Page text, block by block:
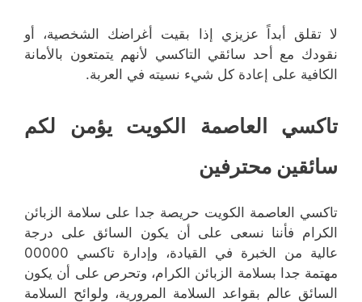
لا تقلق أبداً عزيزي إذا بقيت أغراضك الشخصية، أو
نقودك مع أحد سائقي التاكسي لأنهم يتمتعون بالأمانة
الكافية على إعادة كل شيء نسيته في العربة.
تاكسي العاصمة الكويت يؤمن لكم
سائقين محترفين
تاكسي العاصمة الكويت حريصة جدا على سلامة الزبائن
الكرام فأننا نسعى على أن يكون السائق على درجة
عالية من الخبرة في القيادة، وإدارة تاكسي 00000
مهتمة جدا بسلامة الزبائن الكرام، وتحرص على أن يكون
السائق عالم بقواعد السلامة المرورية، ولوائح السلامة